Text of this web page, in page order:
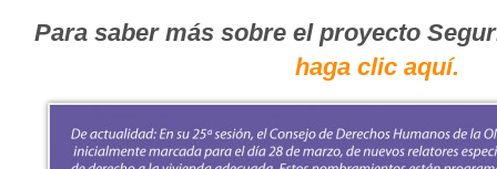
Para saber más sobre el proyecto
haga clic aquí.